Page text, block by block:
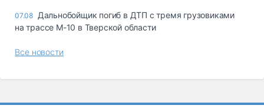
07.08 Дальнобойщик погиб в ДТП с тремя грузовиками
на трассе М-10 в Тверской области
Все новости